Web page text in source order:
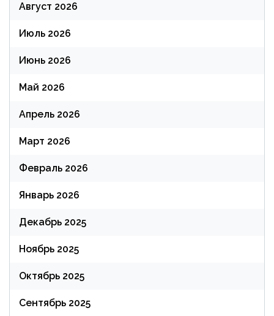
Август 2026
Июль 2026
Июнь 2026
Май 2026
Апрель 2026
Март 2026
Февраль 2026
Январь 2026
Декабрь 2025
Ноябрь 2025
Октябрь 2025
Сентябрь 2025